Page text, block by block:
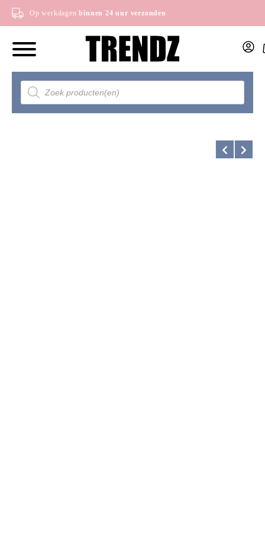
Op werkdagen binnen 24 uur verzonden
Producten
zoeken